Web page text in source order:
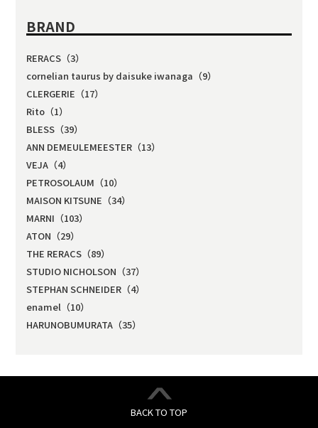
BRAND
RERACS（3）
cornelian taurus by daisuke iwanaga（9）
CLERGERIE（17）
Rito（1）
BLESS（39）
ANN DEMEULEMEESTER（13）
VEJA（4）
PETROSOLAUM（10）
MAISON KITSUNE（34）
MARNI（103）
ATON（29）
THE RERACS（89）
STUDIO NICHOLSON（37）
STEPHAN SCHNEIDER（4）
enamel（10）
HARUNOBUMURATA（35）
BACK TO TOP